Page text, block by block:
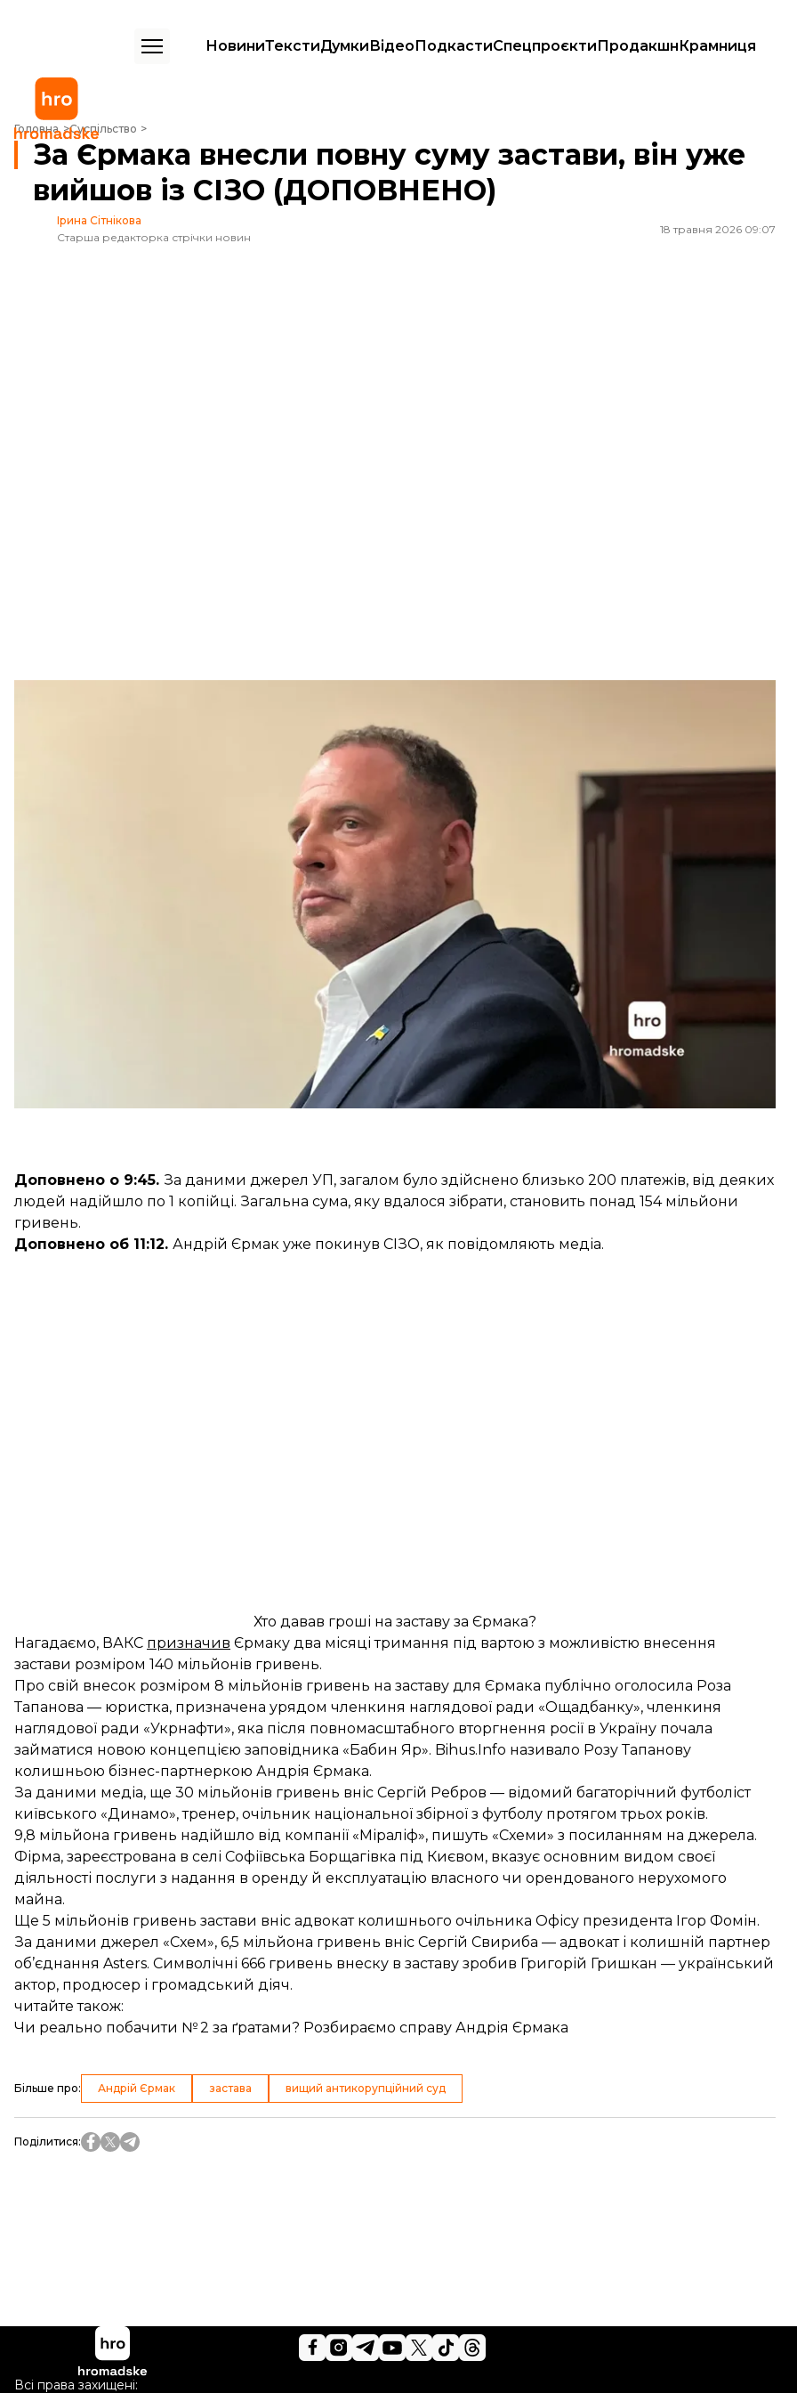
НовиниТекстиДумкиВідеоПодкастиСпецпроєктиПродакшнКрамниця
Головна Суспільство
За Єрмака внесли повну суму застави, він уже вийшов із СІЗО (ДОПОВНЕНО)
За Єрмака внесли повну суму застави, він уже
вийшов із СІЗО (ДОПОВНЕНО)
Ірина Сітнікова
Старша редакторка стрічки новин
18 травня 2026 09:07
На заставу за ексголову Офісу президента Андрія Єрмака внесли повну необхідну суму — 140
Про це hromadske повідомили у Вищому антикорупційному суді.
Поповнювати рахунок для внесення застави охочі могли й протягом вихідних, але ВАКС перевіряє
наявність коштів у робочий день. Тож, попри активний збір коштів на заставу, 16 та 17 травня Андрій
зазначав, що всю суму могли зібрати вже станом на вечір 15 травня, але
«ситуація стояла» через фінансовий моніторинг та особливості роботи банківської системи, яка
Доповнено о 9:45. За даними джерел УП, загалом було здійснено близько 200 платежів, від деяких
людей надійшло по 1 копійці. Загальна сума, яку вдалося зібрати, становить понад 154 мільйони
гривень.
Доповнено об 11:12. Андрій Єрмак уже покинув СІЗО, як повідомляють медіа.
Хто давав гроші на заставу за Єрмака?
Нагадаємо, ВАКС призначив Єрмаку два місяці тримання під вартою з можливістю внесення
застави розміром 140 мільйонів гривень.
Про свій внесок розміром 8 мільйонів гривень на заставу для Єрмака публічно оголосила Роза
Тапанова — юристка, призначена урядом членкиня наглядової ради «Ощадбанку», членкиня
наглядової ради «Укрнафти», яка після повномасштабного вторгнення росії в Україну почала
займатися новою концепцією заповідника «Бабин Яр». Bihus.Info називало Розу Тапанову
колишньою бізнес-партнеркою Андрія Єрмака.
За даними медіа, ще 30 мільйонів гривень вніс Сергій Ребров — відомий багаторічний футболіст
київського «Динамо», тренер, очільник національної збірної з футболу протягом трьох років.
9,8 мільйона гривень надійшло від компанії «Міраліф», пишуть «Схеми» з посиланням на джерела.
Фірма, зареєстрована в селі Софіївська Борщагівка під Києвом, вказує основним видом своєї
діяльності послуги з надання в оренду й експлуатацію власного чи орендованого нерухомого
майна.
Ще 5 мільйонів гривень застави вніс адвокат колишнього очільника Офісу президента Ігор Фомін.
За даними джерел «Схем», 6,5 мільйона гривень вніс Сергій Свириба — адвокат і колишній партнер
об’єднання Asters. Символічні 666 гривень внеску в заставу зробив Григорій Гришкан — український
актор, продюсер і громадський діяч.
читайте також:
Чи реально побачити № 2 за ґратами? Розбираємо справу Андрія Єрмака
Більше про: Андрій Єрмак застава вищий антикорупційний суд
Поділитися:
Всі права захищені: